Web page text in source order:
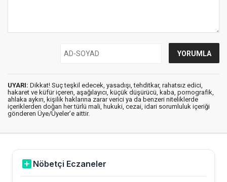
UYARI: Dikkat! Suç teşkil edecek, yasadışı, tehditkar, rahatsız edici,
hakaret ve küfür içeren, aşağılayıcı, küçük düşürücü, kaba, pornografik,
ahlaka aykırı, kişilik haklarına zarar verici ya da benzeri niteliklerde
içeriklerden doğan her türlü mali, hukuki, cezai, idari sorumluluk içeriği
gönderen Üye/Üyeler’e aittir.